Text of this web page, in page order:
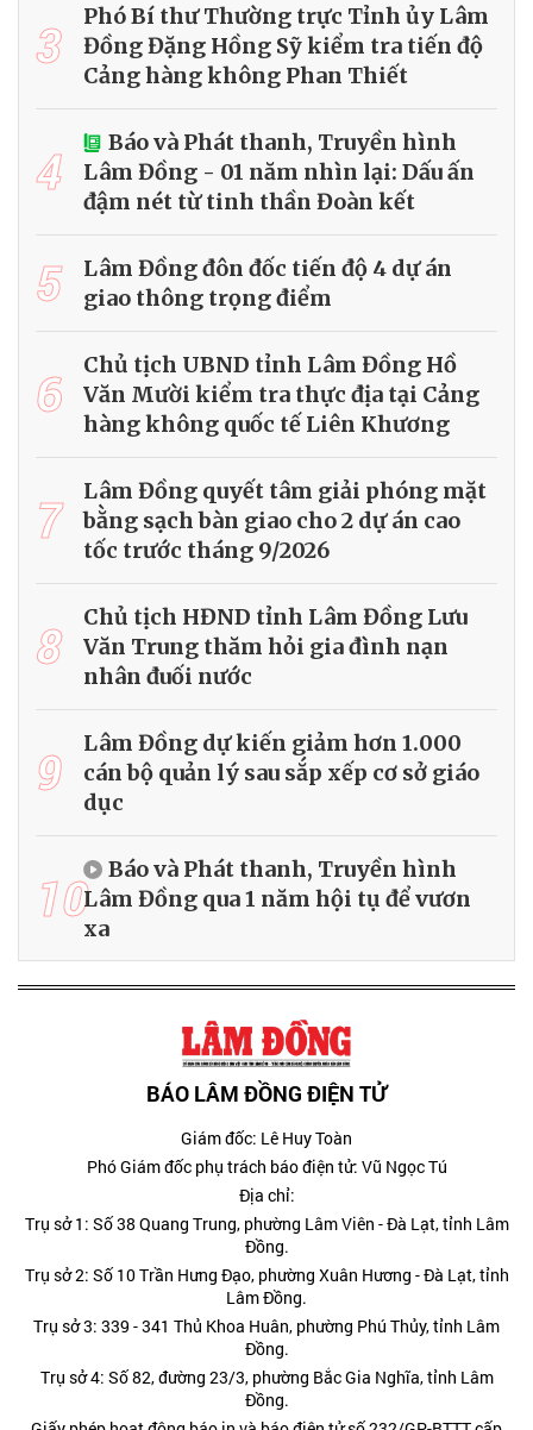
3
Phó Bí thư Thường trực Tỉnh ủy Lâm
Đồng Đặng Hồng Sỹ kiểm tra tiến độ
Cảng hàng không Phan Thiết
4
Báo và Phát thanh, Truyền hình
Lâm Đồng - 01 năm nhìn lại: Dấu ấn
đậm nét từ tinh thần Đoàn kết
5
Lâm Đồng đôn đốc tiến độ 4 dự án
giao thông trọng điểm
6
Chủ tịch UBND tỉnh Lâm Đồng Hồ
Văn Mười kiểm tra thực địa tại Cảng
hàng không quốc tế Liên Khương
7
Lâm Đồng quyết tâm giải phóng mặt
bằng sạch bàn giao cho 2 dự án cao
tốc trước tháng 9/2026
8
Chủ tịch HĐND tỉnh Lâm Đồng Lưu
Văn Trung thăm hỏi gia đình nạn
nhân đuối nước
9
Lâm Đồng dự kiến giảm hơn 1.000
cán bộ quản lý sau sắp xếp cơ sở giáo
dục
10
Báo và Phát thanh, Truyền hình
Lâm Đồng qua 1 năm hội tụ để vươn
xa
BÁO LÂM ĐỒNG ĐIỆN TỬ
Giám đốc: Lê Huy Toàn
Phó Giám đốc phụ trách báo điện tử: Vũ Ngọc Tú
Địa chỉ:
Trụ sở 1: Số 38 Quang Trung, phường Lâm Viên - Đà Lạt, tỉnh Lâm
Đồng.
Trụ sở 2: Số 10 Trần Hưng Đạo, phường Xuân Hương - Đà Lạt, tỉnh
Lâm Đồng.
Trụ sở 3: 339 - 341 Thủ Khoa Huân, phường Phú Thủy, tỉnh Lâm
Đồng.
Trụ sở 4: Số 82, đường 23/3, phường Bắc Gia Nghĩa, tỉnh Lâm
Đồng.